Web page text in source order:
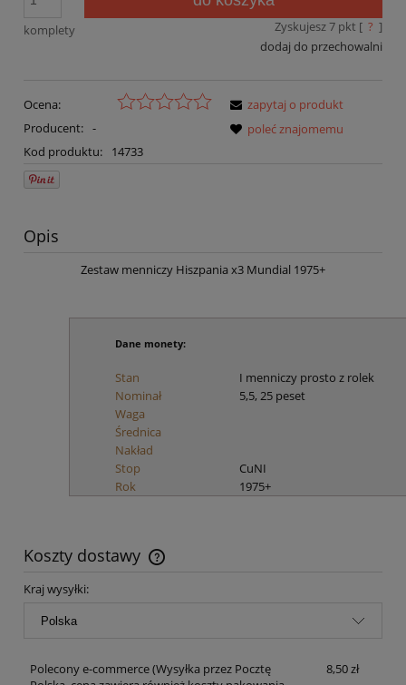
komplety Zyskujesz7pkt [ ? ]
dodaj do przechowalni
Ocena:
Producent: -
Kod produktu:
14733
zapytaj o produkt
poleć znajomemu
Opis
Zestaw menniczy Hiszpania x3 Mundial 1975+
Dane monety:
Stan
I menniczy prosto z rolek
Nominał
5,5, 25 peset
Waga
Średnica
Nakład
Stop
CuNI
Rok
1975+
Koszty dostawy
Cena nie zawiera ewentualnych kosztów płatności
Kraj wysyłki:
Polecony e-commerce(Wysyłka przez Pocztę
8,50 zł